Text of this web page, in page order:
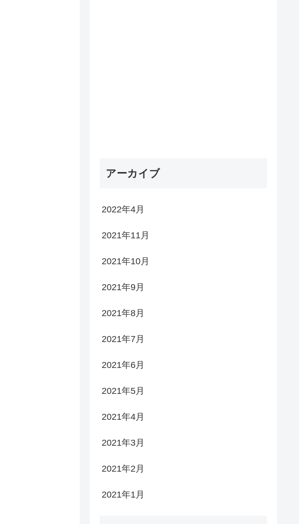
アーカイブ
2022年4月
2021年11月
2021年10月
2021年9月
2021年8月
2021年7月
2021年6月
2021年5月
2021年4月
2021年3月
2021年2月
2021年1月